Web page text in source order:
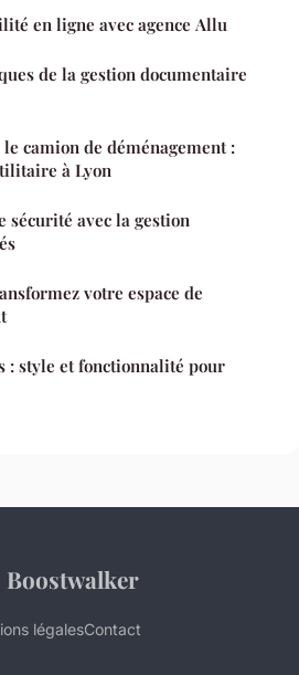
en ligne avec agence Allu
de la gestion documentaire
camion de déménagement :
à Lyon
sécurité avec la gestion
votre espace de
: style et fonctionnalité pour
Boostwalker
légalesContact